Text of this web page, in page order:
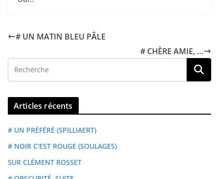
# UN MATIN BLEU PÂLE
# CHÈRE AMIE, …
Articles récents
# UN PRÉFÉRÉ (SPILLIAERT)
# NOIR C’EST ROUGE (SOULAGES)
SUR CLÉMENT ROSSET